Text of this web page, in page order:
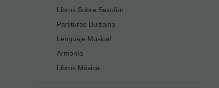
Libros Sobre Saxofón
Partituras Dulzaina
Lenguaje Musical
Armonía
Libros Música